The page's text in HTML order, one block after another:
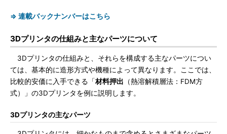
⇒ 連載バックナンバーはこちら
3Dプリンタの仕組みと主なパーツについて
3Dプリンタの仕組みと、それらを構成する主なパーツについ
ては、基本的に造形方式や機種によって異なります。ここでは、
比較的安価に入手できる「材料押出 （熱溶解積層法：FDM方
式）」の3Dプリンタを例に説明します。
3Dプリンタの主なパーツ